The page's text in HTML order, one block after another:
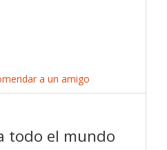
a un amigo
todo el mundo